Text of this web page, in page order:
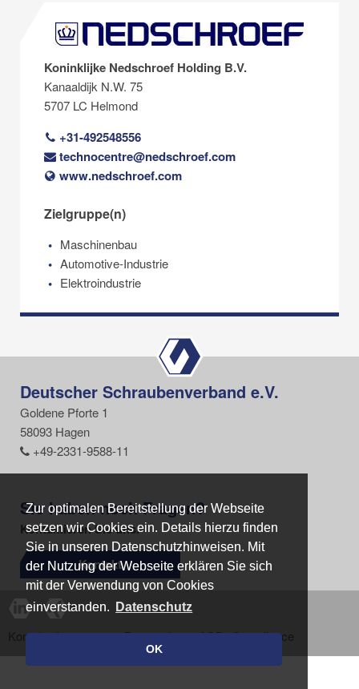
Zur optimalen Bereitstellung der Webseite
setzen wir Cookies ein. Details hierzu finden
Sie in unseren Datenschutzhinweisen. Mit
der Nutzung der Webseite erklären Sie sich
mit der Verwendung von Cookies
einverstanden.
Datenschutz
OK
Zur optimalen Bereitstellung der Webseite
setzen wir Cookies ein. Details hierzu finden
Sie in unseren Datenschutzhinweisen. Mit
der Nutzung der Webseite erklären Sie sich
mit der Verwendung von Cookies
einverstanden.
Datenschutz
OK
Koninklijke Nedschroef Holding B.V.
Kanaaldijk N.W. 75
5707 LC Helmond
+31-492548556
technocentre@nedschroef.com
www.nedschroef.com
Zielgruppe(n)
Maschinenbau
Automotive-Industrie
Elektroindustrie
Deutscher Schraubenverband e.V.
Goldene Pforte 1
58093 Hagen
+49-2331-9588-11
Sie haben noch Fragen?
Kontaktieren Sie uns.
Kontakt
Kontakt Impressum Datenschutz AGB Compliance